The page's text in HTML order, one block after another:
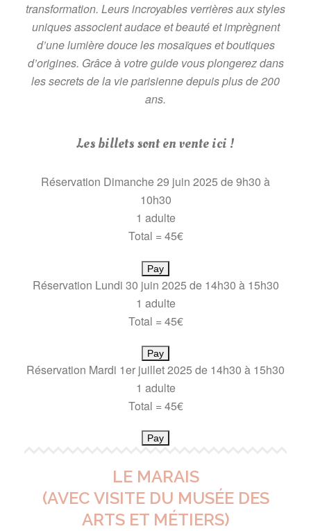
transformation. Leurs incroyables verrières aux styles
uniques associent audace et beauté et imprègnent
d’une lumière douce les mosaïques et boutiques
d’origines. Grâce à votre guide vous plongerez dans
les secrets de la vie parisienne depuis plus de 200
ans.
Les billets sont en vente ici !
Réservation Dimanche 29 juin 2025 de 9h30 à
10h30
1 adulte
Total = 45€
Pay
Réservation Lundi 30 juin 2025 de 14h30 à 15h30
1 adulte
Total = 45€
Pay
Réservation Mardi 1er juillet 2025 de 14h30 à 15h30
1 adulte
Total = 45€
Pay
LE MARAIS
(AVEC VISITE DU MUSÉE DES
ARTS ET MÉTIERS)